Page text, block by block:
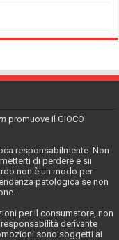
promuove il GIOCO
responsabilmente. Non
di perdere e sii
non è un modo per
patologica se non
per il consumatore, non
derivante
sono soggetti ai